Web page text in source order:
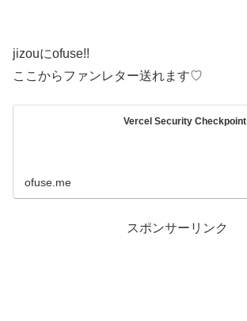
jizouにofuse!!
ここからファンレター送れます♡
Vercel Security Checkpoint
ofuse.me
スポンサーリンク